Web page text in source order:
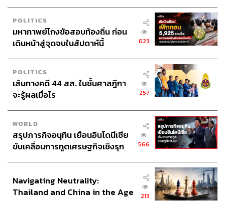
POLITICS
มหากาพย์โกงข้อสอบท้องถิ่น ก่อน
เดินหน้าสู่จุดจบในสัปดาห์นี้
623
POLITICS
เส้นทางคดี 44 สส. ในชั้นศาลฎีกา
จะรู้ผลเมื่อไร
257
WORLD
สรุปภารกิจอนุทิน เยือนอินโดนีเซีย
ขับเคลื่อนการทูตเศรษฐกิจเชิงรุก
566
Navigating Neutrality:
Thailand and China in the Age
213